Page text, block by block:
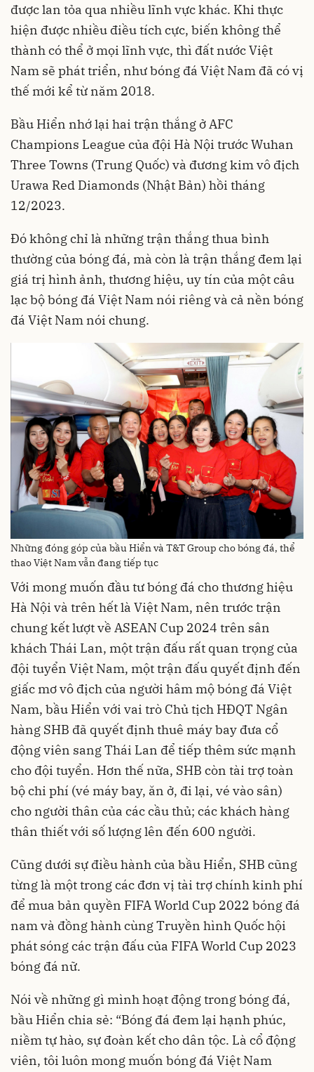
được lan tỏa qua nhiều lĩnh vực khác. Khi thực
hiện được nhiều điều tích cực, biến không thể
thành có thể ở mọi lĩnh vực, thì đất nước Việt
Nam sẽ phát triển, như bóng đá Việt Nam đã có vị
thế mới kể từ năm 2018.
Bầu Hiển nhớ lại hai trận thắng ở AFC
Champions League của đội Hà Nội trước Wuhan
Three Towns (Trung Quốc) và đương kim vô địch
Urawa Red Diamonds (Nhật Bản) hồi tháng
12/2023.
Đó không chỉ là những trận thắng thua bình
thường của bóng đá, mà còn là trận thắng đem lại
giá trị hình ảnh, thương hiệu, uy tín của một câu
lạc bộ bóng đá Việt Nam nói riêng và cả nền bóng
đá Việt Nam nói chung.
Những đóng góp của bầu Hiển và T&T Group cho bóng đá, thể
thao Việt Nam vẫn đang tiếp tục
Với mong muốn đầu tư bóng đá cho thương hiệu
Hà Nội và trên hết là Việt Nam, nên trước trận
chung kết lượt về ASEAN Cup 2024 trên sân
khách Thái Lan, một trận đấu rất quan trọng của
đội tuyển Việt Nam, một trận đấu quyết định đến
giấc mơ vô địch của người hâm mộ bóng đá Việt
Nam, bầu Hiển với vai trò Chủ tịch HĐQT Ngân
hàng SHB đã quyết định thuê máy bay đưa cổ
động viên sang Thái Lan để tiếp thêm sức mạnh
cho đội tuyển. Hơn thế nữa, SHB còn tài trợ toàn
bộ chi phí (vé máy bay, ăn ở, đi lại, vé vào sân)
cho người thân của các cầu thủ; các khách hàng
thân thiết với số lượng lên đến 600 người.
Cũng dưới sự điều hành của bầu Hiển, SHB cũng
từng là một trong các đơn vị tài trợ chính kinh phí
để mua bản quyền FIFA World Cup 2022 bóng đá
nam và đồng hành cùng Truyền hình Quốc hội
phát sóng các trận đấu của FIFA World Cup 2023
bóng đá nữ.
Nói về những gì mình hoạt động trong bóng đá,
bầu Hiển chia sẻ: “Bóng đá đem lại hạnh phúc,
niềm tự hào, sự đoàn kết cho dân tộc. Là cổ động
viên, tôi luôn mong muốn bóng đá Việt Nam